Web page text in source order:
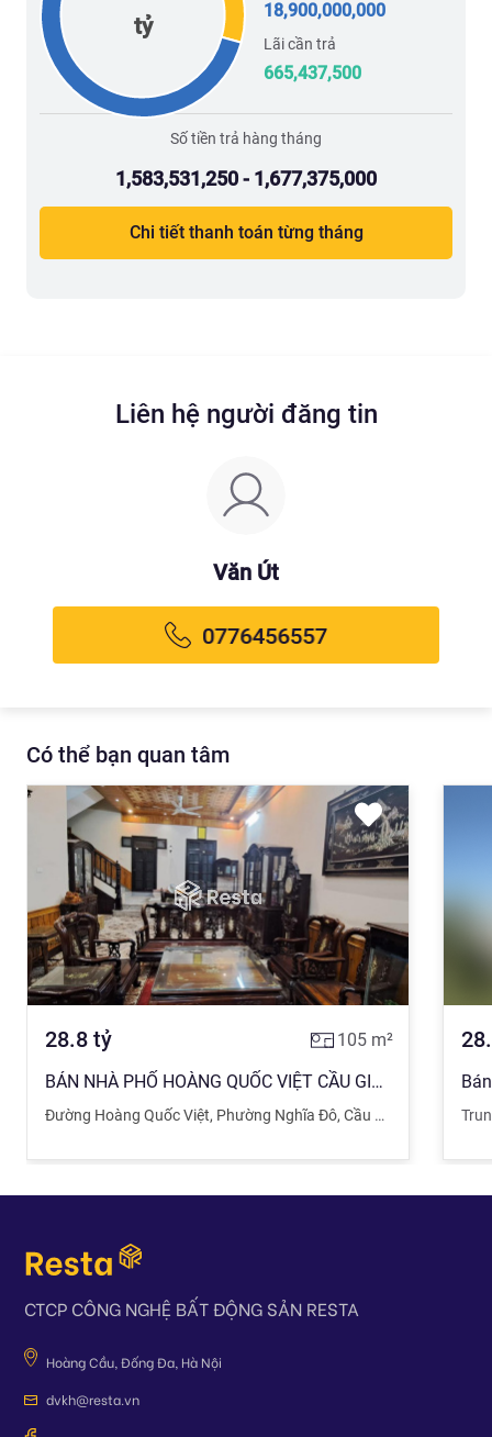
tỷ
18,900,000,000
Lãi cần trả
665,437,500
Số tiền trả hàng tháng
1,583,531,250 - 1,677,375,000
Chi tiết thanh toán từng tháng
Liên hệ người đăng tin
Văn Út
Có thể bạn quan tâm
28.8 tỷ 105m²
BÁN NHÀ PHỐ HOÀNG QUỐC VIỆT CẦU GIẤY 105M 4 TẦNG MT 8M Ô TÔ TRÁNH VỈA HÈ BIỆT THỰ
Đường Hoàng Quốc Việt, Phường Nghĩa Đô, Cầu Giấy
CTCP CÔNG NGHỆ BẤT ĐỘNG SẢN RESTA
Hoàng Cầu, Đống Đa, Hà Nội
dvkh@resta.vn